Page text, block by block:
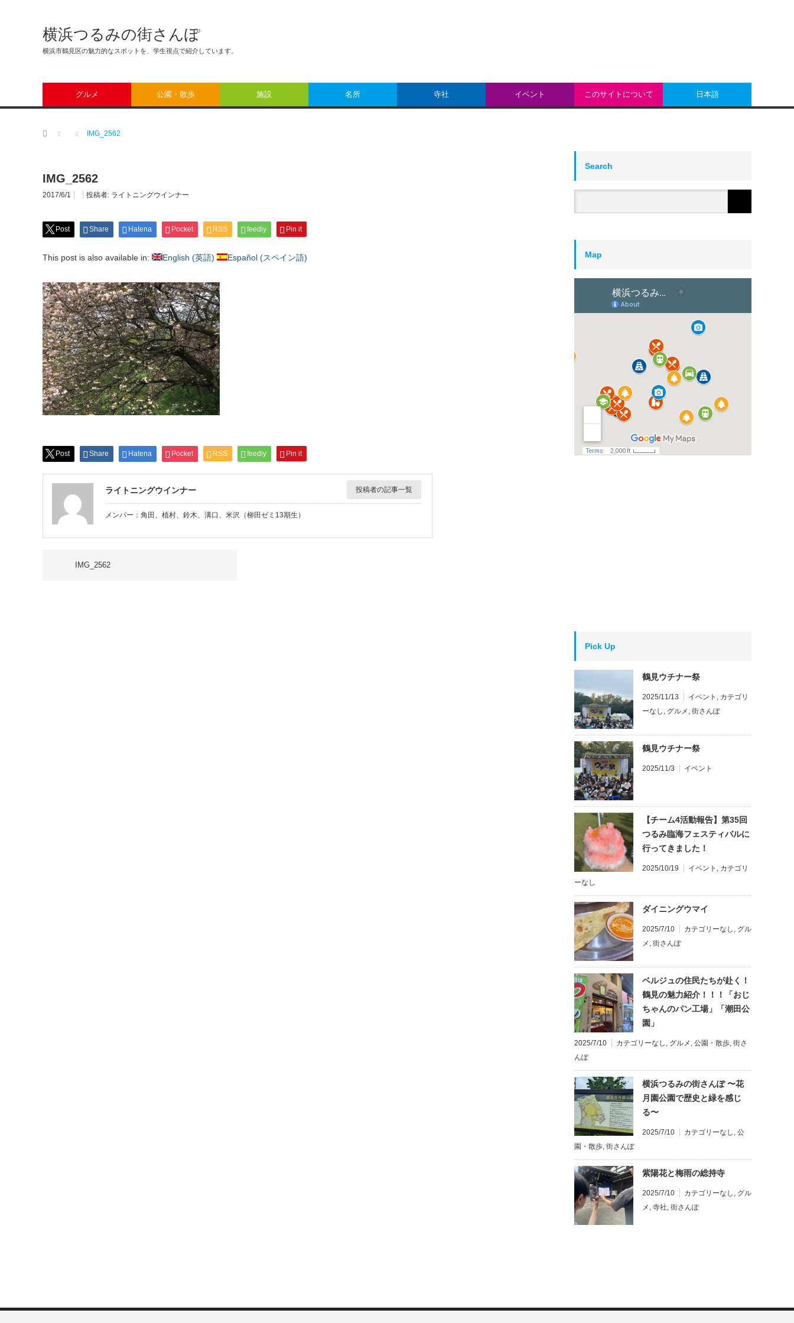
横浜つるみの街さんぽ
横浜市鶴見区の魅力的なスポットを、学生視点で紹介しています。
グルメ 公園・散歩 施設 名所 寺社 イベント このサイトについて 日本語
ホーム IMG_2562
IMG_2562
2017/6/1 投稿者: ライトニングウインナー
Post Share Hatena Pocket RSS feedly Pin it
This post is also available in: English (英語) Español (スペイン語)
Post Share Hatena Pocket RSS feedly Pin it
ライトニングウインナー 投稿者の記事一覧
メンバー：角田、植村、鈴木、溝口、米沢（柳田ゼミ13期生）
IMG_2562
Search
Map
Pick Up
鶴見ウチナー祭
2025/11/13 イベント , カテゴリ
ーなし , グルメ , 街さんぽ
鶴見ウチナー祭
2025/11/3 イベント
【チーム4活動報告】第35回
つるみ臨海フェスティバルに
行ってきました！
2025/10/19 イベント , カテゴリ
ーなし
ダイニングウマイ
2025/7/10 カテゴリーなし , グル
メ , 街さんぽ
ベルジュの住民たちが赴く！
鶴見の魅力紹介！！！「おじ
ちゃんのパン工場」「潮田公
園」
2025/7/10 カテゴリーなし , グルメ , 公園・散歩, 街さ
んぽ
横浜つるみの街さんぽ 〜花
月園公園で歴史と緑を感じ
る〜
2025/7/10 カテゴリーなし , 公
園・散歩, 街さんぽ
紫陽花と梅雨の総持寺
2025/7/10 カテゴリーなし , グル
メ , 寺社, 街さんぽ